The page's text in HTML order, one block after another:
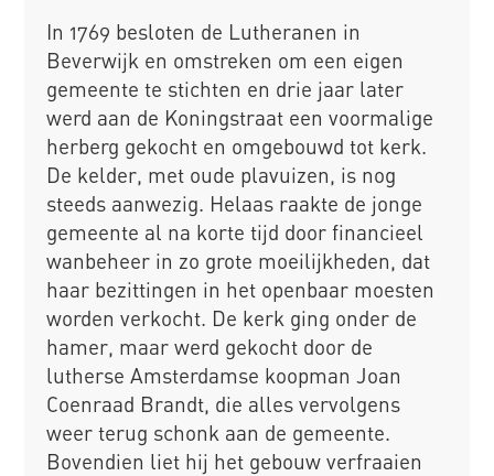
In 1769 besloten de Lutheranen in
Beverwijk en omstreken om een eigen
gemeente te stichten en drie jaar later
werd aan de Koningstraat een voormalige
herberg gekocht en omgebouwd tot kerk.
De kelder, met oude plavuizen, is nog
steeds aanwezig. Helaas raakte de jonge
gemeente al na korte tijd door financieel
wanbeheer in zo grote moeilijkheden, dat
haar bezittingen in het openbaar moesten
worden verkocht. De kerk ging onder de
hamer, maar werd gekocht door de
lutherse Amsterdamse koopman Joan
Coenraad Brandt, die alles vervolgens
weer terug schonk aan de gemeente.
Bovendien liet hij het gebouw verfraaien